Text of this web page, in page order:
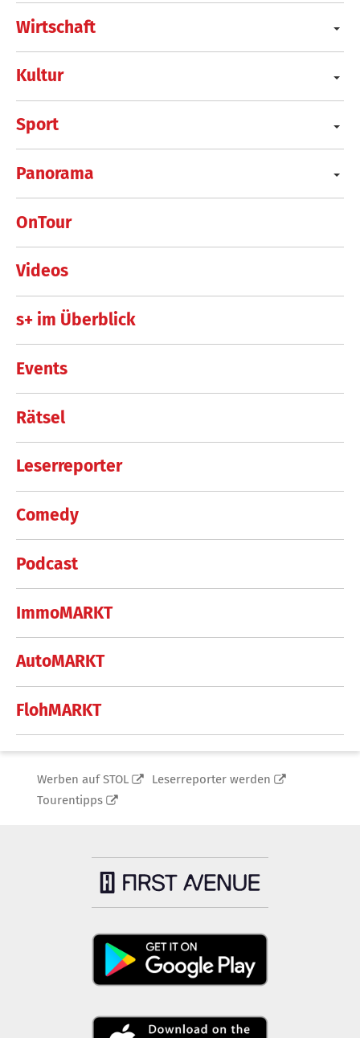
Wirtschaft
Kultur
Sport
Panorama
OnTour
Videos
s+ im Überblick
Events
Rätsel
Leserreporter
Comedy
Podcast
ImmoMARKT
AutoMARKT
FlohMARKT
Werben auf STOL
Leserreporter werden
Tourentipps